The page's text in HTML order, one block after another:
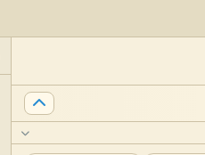
17/06/2026 00:36